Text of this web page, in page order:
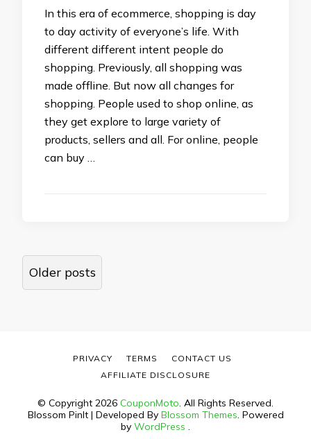
In this era of ecommerce, shopping is day
to day activity of everyone’s life. With
different different intent people do
shopping. Previously, all shopping was
made offline. But now all changes for
shopping. People used to shop online, as
they get explore to large variety of
products, sellers and all. For online, people
can buy …
Posts
navigation
Older posts
© Copyright 2026 CouponMoto. All Rights Reserved.
Blossom PinIt | Developed By Blossom Themes. Powered
by WordPress .
PRIVACY TERMS
CONTACT US
AFFILIATE DISCLOSURE